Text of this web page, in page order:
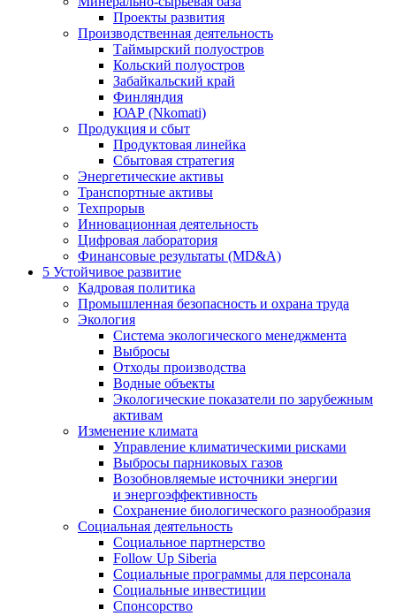
Проекты развития
Производственная деятельность
Таймырский полуостров
Кольский полуостров
Забайкальский край
Финляндия
ЮАР (Nkomati)
Продукция и сбыт
Продуктовая линейка
Сбытовая стратегия
Энергетические активы
Транспортные активы
Техпрорыв
Инновационная деятельность
Цифровая лаборатория
Финансовые результаты (MD&A)
5 Устойчивое развитие
Кадровая политика
Промышленная безопасность и охрана труда
Экология
Система экологического менеджмента
Выбросы
Отходы производства
Водные объекты
Экологические показатели по зарубежным
активам
Изменение климата
Управление климатическими рисками
Выбросы парниковых газов
Возобновляемые источники энергии
и энергоэффективность
Сохранение биологического разнообразия
Социальная деятельность
Социальное партнерство
Follow Up Siberia
Социальные программы для персонала
Социальные инвестиции
Спонсорство